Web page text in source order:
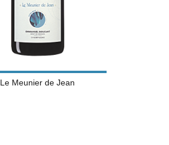
Le Meunier de Jean